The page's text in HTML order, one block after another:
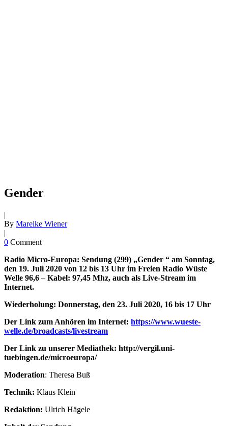
Gender
|
By Mareike Wiener
|
0 Comment
Radio Micro-Europa: Sendung (299) „Gender “ am Sonntag,
den 19. Juli 2020 von 12 bis 13 Uhr im Freien Radio Wüste
Welle 96,6 – Kabel: 97,45 Mhz, auch als Live-Stream im
Internet.
Wiederholung: Donnerstag, den 23. Juli 2020, 16 bis 17 Uhr
Der Link zum Anhören im Internet: https://www.wueste-
welle.de/broadcasts/livestream
Der Link zu unserer Mediathek: http://vergil.uni-
tuebingen.de/microeuropa/
Moderation: Theresa Buß
Technik: Klaus Klein
Redaktion: Ulrich Hägele